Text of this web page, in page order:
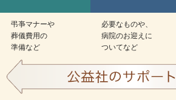
弔亊マナーや
葬儀費用の
準備など
必要なものや、
病院のお迎えに
ついてなど